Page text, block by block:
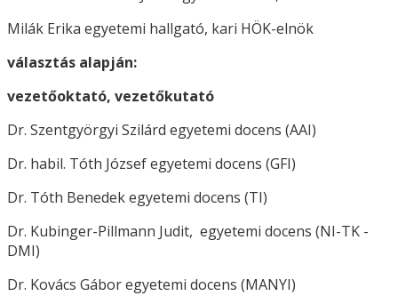
Milák Erika egyetemi hallgató, kari HÖK-elnök
választás alapján:
vezetőoktató, vezetőkutató
Dr. Szentgyörgyi Szilárd egyetemi docens (AAI)
Dr. habil. Tóth József egyetemi docens (GFI)
Dr. Tóth Benedek egyetemi docens (TI)
Dr. Kubinger-Pillmann Judit, egyetemi docens (NI-TK -
DMI)
Dr. Kovács Gábor egyetemi docens (MANYI)